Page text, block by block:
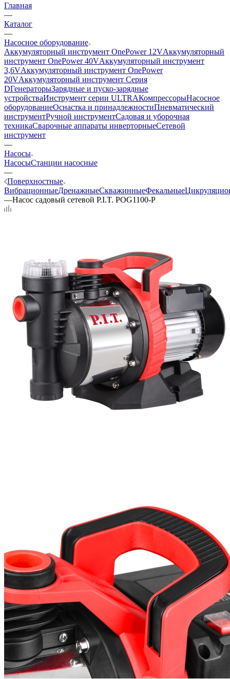
Главная
—
Каталог
—
Насосное оборудование
Аккумуляторный инструмент OnePower 12VАккумуляторный
инструмент OnePower 40VАккумуляторный инструмент
3,6VАккумуляторный инструмент OnePower
20VАккумуляторный инструмент Серия
DГенераторыЗарядные и пуско-зарядные
устройстваИнструмент серии ULTRAКомпрессорыНасосное
оборудованиеОснастка и принадлежностиПневматический
инструментРучной инструментСадовая и уборочная
техникаСварочные аппараты инверторныеСетевой
инструмент
—
Насосы
НасосыСтанции насосные
—
Поверхностные
ВибрационныеДренажныеСкважинныеФекальные
—Насос садовый сетевой P.I.T. POG1100-P